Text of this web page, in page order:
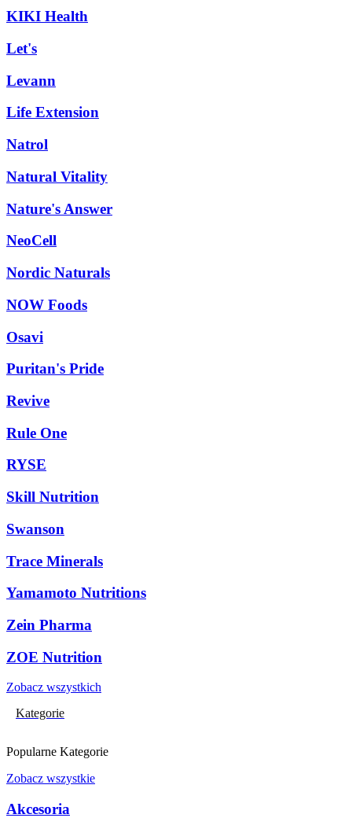
KIKI Health
Let's
Levann
Life Extension
Natrol
Natural Vitality
Nature's Answer
NeoCell
Nordic Naturals
NOW Foods
Osavi
Puritan's Pride
Revive
Rule One
RYSE
Skill Nutrition
Swanson
Trace Minerals
Yamamoto Nutritions
Zein Pharma
ZOE Nutrition
Zobacz wszystkich
Kategorie
Popularne Kategorie
Zobacz wszystkie
Akcesoria